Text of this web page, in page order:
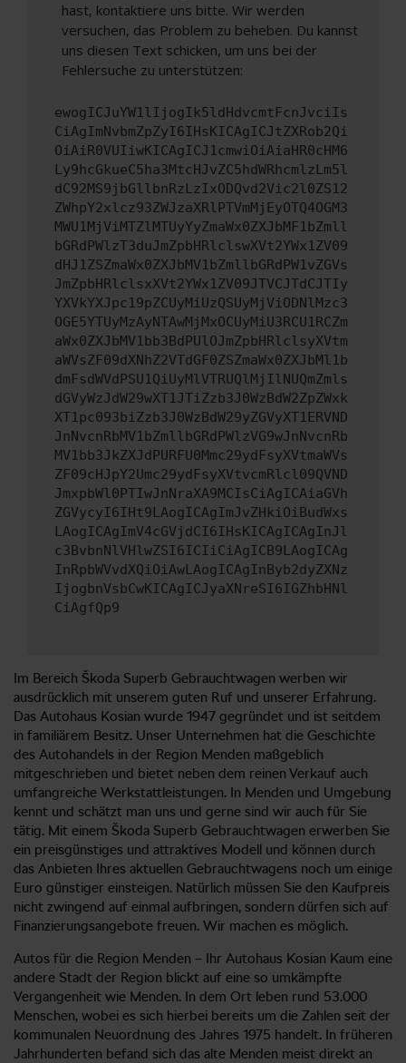
hast, kontaktiere uns bitte. Wir werden
versuchen, das Problem zu beheben. Du kannst
uns diesen Text schicken, um uns bei der
Fehlersuche zu unterstützen:
ewogICJuYW1lIjogIk5ldHdvcmtFcnJvciIs
CiAgImNvbmZpZyI6IHsKICAgICJtZXRob2Qi
OiAiR0VUIiwKICAgICJ1cmwiOiAiaHR0cHM6
Ly9hcGkueC5ha3MtcHJvZC5hdWRhcmlzLm5l
dC92MS9jbGllbnRzLzIxODQvd2Vic2l0ZS12
ZWhpY2xlcz93ZWJzaXRlPTVmMjEyOTQ4OGM3
MWU1MjViMTZlMTUyYyZmaWx0ZXJbMF1bZmll
bGRdPWlzT3duJmZpbHRlclswXVt2YWx1ZV09
dHJ1ZSZmaWx0ZXJbMV1bZmllbGRdPW1vZGVs
JmZpbHRlclsxXVt2YWx1ZV09JTVCJTdCJTIy
YXVkYXJpc19pZCUyMiUzQSUyMjViODNlMzc3
OGE5YTUyMzAyNTAwMjMxOCUyMiU3RCU1RCZm
aWx0ZXJbMV1bb3BdPUlOJmZpbHRlclsyXVtm
aWVsZF09dXNhZ2VTdGF0ZSZmaWx0ZXJbMl1b
dmFsdWVdPSU1QiUyMlVTRUQlMjIlNUQmZmls
dGVyWzJdW29wXT1JTiZzb3J0WzBdW2ZpZWxk
XT1pc093biZzb3J0WzBdW29yZGVyXT1ERVND
JnNvcnRbMV1bZmllbGRdPWlzVG9wJnNvcnRb
MV1bb3JkZXJdPURFU0Mmc29ydFsyXVtmaWVs
ZF09cHJpY2Umc29ydFsyXVtvcmRlcl09QVND
JmxpbWl0PTIwJnNraXA9MCIsCiAgICAiaGVh
ZGVycyI6IHt9LAogICAgImJvZHkiOiBudWxs
LAogICAgImV4cGVjdCI6IHsKICAgICAgInJl
c3BvbnNlVHlwZSI6ICIiCiAgICB9LAogICAg
InRpbWVvdXQiOiAwLAogICAgInByb2dyZXNz
IjogbnVsbCwKICAgICJyaXNreSI6IGZhbHNl
CiAgfQp9
Im Bereich Škoda Superb Gebrauchtwagen werben wir
ausdrücklich mit unserem guten Ruf und unserer Erfahrung.
Das Autohaus Kosian wurde 1947 gegründet und ist seitdem
in familiärem Besitz. Unser Unternehmen hat die Geschichte
des Autohandels in der Region Menden maßgeblich
mitgeschrieben und bietet neben dem reinen Verkauf auch
umfangreiche Werkstattleistungen. In Menden und Umgebung
kennt und schätzt man uns und gerne sind wir auch für Sie
tätig. Mit einem Škoda Superb Gebrauchtwagen erwerben Sie
ein preisgünstiges und attraktives Modell und können durch
das Anbieten Ihres aktuellen Gebrauchtwagens noch um einige
Euro günstiger einsteigen. Natürlich müssen Sie den Kaufpreis
nicht zwingend auf einmal aufbringen, sondern dürfen sich auf
Finanzierungsangebote freuen. Wir machen es möglich.
Autos für die Region Menden – Ihr Autohaus Kosian Kaum eine
andere Stadt der Region blickt auf eine so umkämpfte
Vergangenheit wie Menden. In dem Ort leben rund 53.000
Menschen, wobei es sich hierbei bereits um die Zahlen seit der
kommunalen Neuordnung des Jahres 1975 handelt. In früheren
Jahrhunderten befand sich das alte Menden meist direkt an